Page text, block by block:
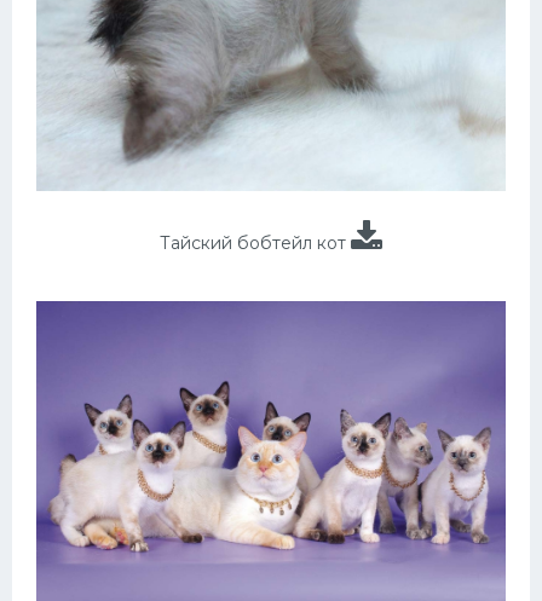
Тайский бобтейл кот